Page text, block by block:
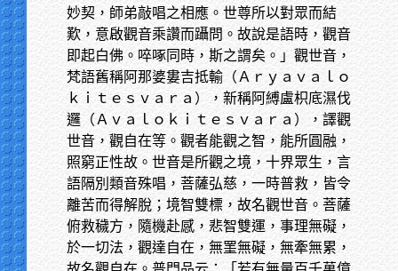
妙契，師弟敲唱之相應。世尊所以對眾而結
歎，意啟觀音乘讚而躡問。故說是語時，觀音
即起白佛。啐啄同時，斯之謂矣。」觀世音，
梵語舊稱阿那婆婁吉抵輸（Ａｒｙａｖａｌｏ
ｋｉｔｅｓｖａｒａ），新稱阿縛盧枳底濕伐
邏（Ａｖａｌｏｋｉｔｅｓｖａｒａ），譯觀
世音，觀自在等。觀者能觀之智，能所圓融，
照窮正性故。世音是所觀之境，十界眾生，言
語隔別類音殊唱，菩薩弘慈，一時普救，皆令
離苦而得解脫；境智雙標，故名觀世音。菩薩
俯救穢方，隨機赴感，悲智雙運，事理無礙，
於一切法，觀達自在，無罣無礙，無牽無累，